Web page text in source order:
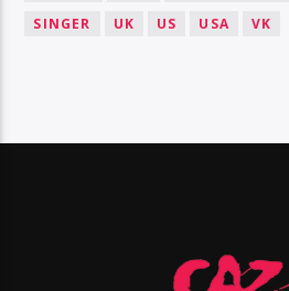
SINGER
UK US USA VK